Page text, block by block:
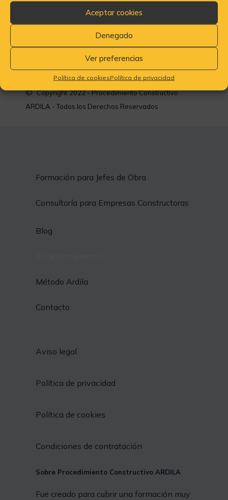
Aceptar cookies
Denegado
Ver preferencias
Política de cookiesPolítica de privacidad
Más información
Escuela de Jefes de Obra PCA
©Copyright 2022 - Procedimiento Constructivo
ARDILA - Todos los Derechos Reservados
Formación para Jefes de Obra
Consultoría para Empresas Constructoras
Blog
Método Ardila
Contacto
Aviso legal
Política de privacidad
Política de cookies
Condiciones de contratación
Sobre Procedimiento Constructivo ARDILA
Fue creado para cubrir una formación muy